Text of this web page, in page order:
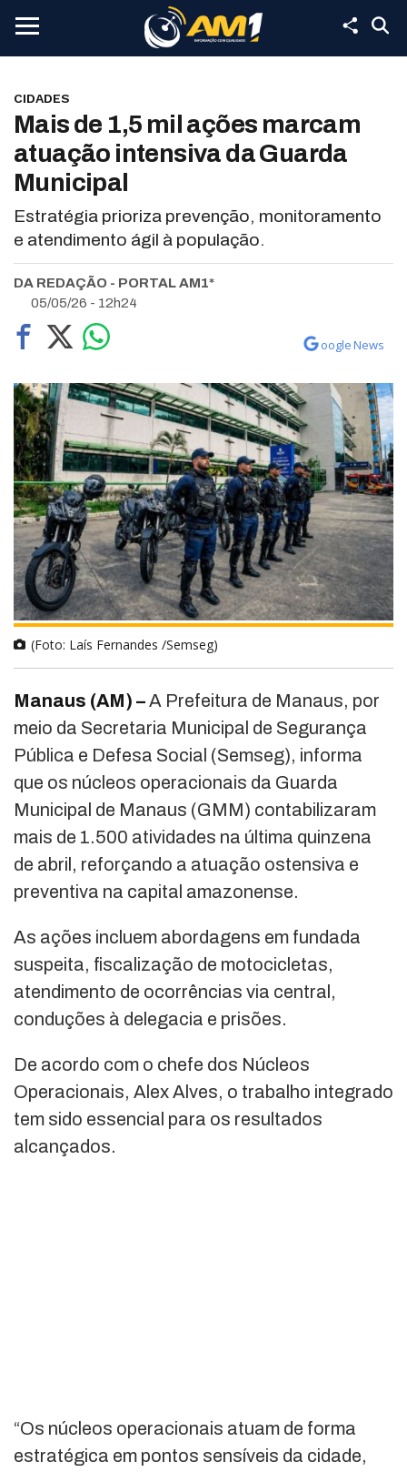
CIDADES
Mais de 1,5 mil ações marcam
atuação intensiva da Guarda
Municipal
Estratégia prioriza prevenção, monitoramento
e atendimento ágil à população.
DA REDAÇÃO - PORTAL AM1*
05/05/26 - 12h24
oogle News
(Foto: Laís Fernandes /Semseg)
Manaus (AM) –A Prefeitura de Manaus, por
meio da Secretaria Municipal de Segurança
Pública e Defesa Social (Semseg), informa
que os núcleos operacionais da Guarda
Municipal de Manaus (GMM) contabilizaram
mais de 1.500 atividades na última quinzena
de abril, reforçando a atuação ostensiva e
preventiva na capital amazonense.
As ações incluem abordagens em fundada
suspeita, fiscalização de motocicletas,
atendimento de ocorrências via central,
conduções à delegacia e prisões.
De acordo com o chefe dos Núcleos
Operacionais, Alex Alves, o trabalho integrado
tem sido essencial para os resultados
alcançados.
“Os núcleos operacionais atuam de forma
estratégica em pontos sensíveis da cidade,